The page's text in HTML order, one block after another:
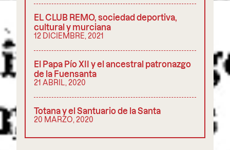
EL CLUB REMO, sociedad deportiva,
cultural y murciana
12 DICIEMBRE, 2021
El Papa Pío XII y el ancestral patronazgo
de la Fuensanta
21 ABRIL, 2020
Totana y el Santuario de la Santa
20 MARZO, 2020